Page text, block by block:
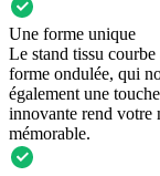
Une forme unique
Le stand tissu
forme ondulée, qui
également une
innovante rend votre
mémorable.